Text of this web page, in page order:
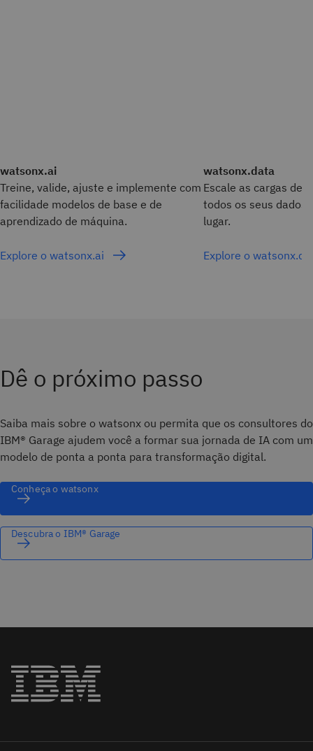
watsonx.ai
Treine, valide, ajuste e implemente com
facilidade modelos de base e de
aprendizado de máquina.
Explore o watsonx.ai
watsonx.data
Escale as cargas de
todos os seus
lugar.
Explore o
Dê o próximo passo
Saiba mais sobre o watsonx ou permita que os consultores do
IBM® Garage ajudem você a formar sua jornada de IA com um
modelo de ponta a ponta para transformação digital.
Conheça o watsonx
Descubra o IBM® Garage